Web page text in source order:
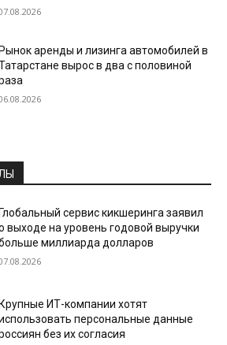
Рынок аренды и лизинга автомобилей в
вырос в два с половиной
Глобальный сервис кикшеринга заявил
выходе на уровень годовой выручки
миллиарда долларов
Крупные ИТ-компании хотят
персональные данные
без их согласия